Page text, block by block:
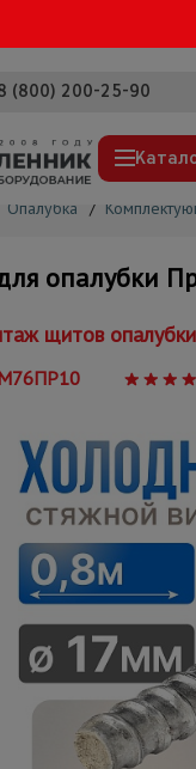
(800) 200-25-90
туры
тенты, брезенты
для
для
для
для склада
Опалубка /
опалубки
щитов